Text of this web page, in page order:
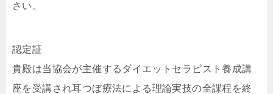
さい。
認定証
貴殿は当協会が主催するダイエットセラピスト養成講
座を受講され耳つぼ療法による理論実技の全課程を終